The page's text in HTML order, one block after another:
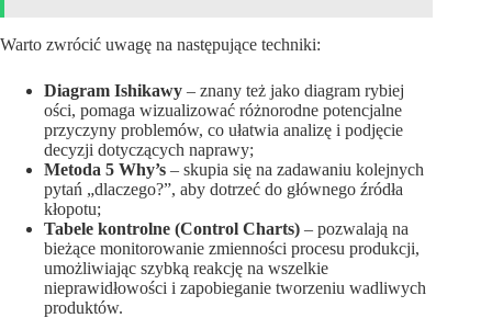
Warto zwrócić uwagę na następujące techniki:
Diagram Ishikawy – znany też jako diagram rybiej
ości, pomaga wizualizować różnorodne potencjalne
przyczyny problemów, co ułatwia analizę i podjęcie
decyzji dotyczących naprawy;
Metoda 5 Why’s – skupia się na zadawaniu kolejnych
pytań „dlaczego?”, aby dotrzeć do głównego źródła
kłopotu;
Tabele kontrolne (Control Charts) – pozwalają na
bieżące monitorowanie zmienności procesu produkcji,
umożliwiając szybką reakcję na wszelkie
nieprawidłowości i zapobieganie tworzeniu wadliwych
produktów.